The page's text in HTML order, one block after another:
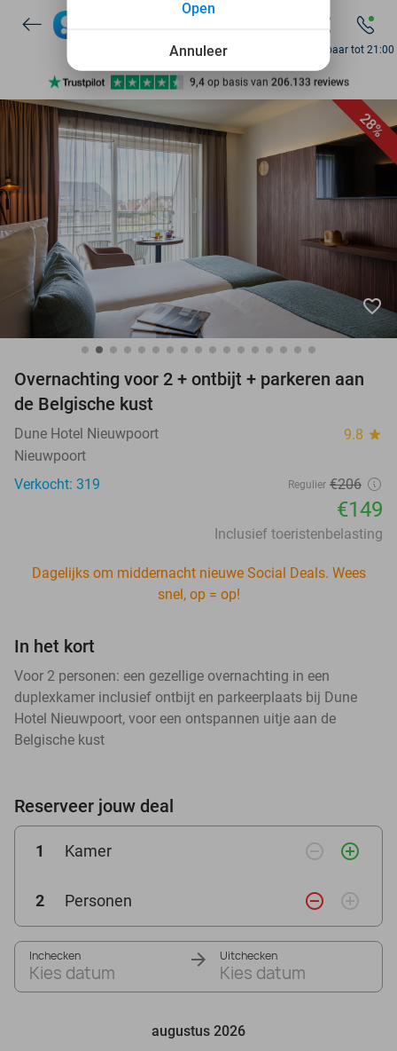
7 dagen per week beschikbaar
10+ miljoen leden
9,4 op basis van 206.133 reviews
7 dagen per week beschikbaar
10+ miljoen leden
Bereikbaar tot 21:00
28%
favorite_border
Overnachting voor 2 + ontbijt + parkeren aan
de Belgische kust
Dune Hotel Nieuwpoort 9.8 star
Nieuwpoort
Verkocht: 319
Regulier €206
€149
Inclusief toeristenbelasting
Dagelijks om middernacht nieuwe Social Deals. Wees
snel, op = op!
In het kort
Voor 2 personen: een gezellige overnachting in een
duplexkamer inclusief ontbijt en parkeerplaats bij Dune
Hotel Nieuwpoort, voor een ontspannen uitje aan de
Belgische kust
Reserveer jouw deal
1 Kamer remove_circle_outline add_circle_outline
2 Personen remove_circle_outline add_circle_outline
Inchecken
Kies datum
Uitchecken
Kies datum
augustus 2026
Annuleer
Open